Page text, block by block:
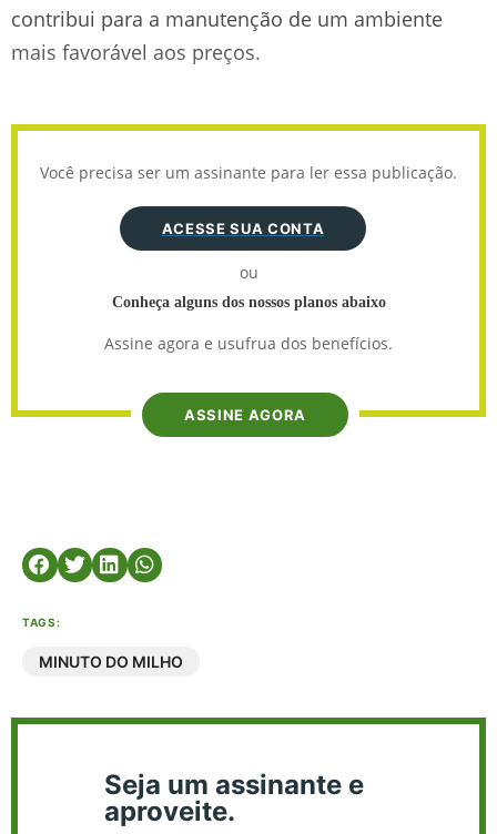
contribui para a manutenção de um ambiente
mais favorável aos preços.
Você precisa ser um assinante para ler essa publicação.
ACESSE SUA CONTA
ou
Conheça alguns dos nossos planos abaixo
Assine agora e usufrua dos benefícios.
ASSINE AGORA
TAGS:
MINUTO DO MILHO
Seja um assinante e
aproveite.